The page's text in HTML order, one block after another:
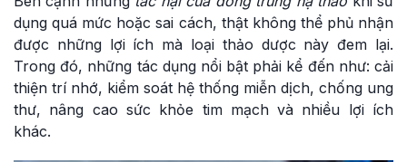
dụng quá mức hoặc sai cách, thật không thể phủ nhận
được những lợi ích mà loại thảo dược này đem lại.
Trong đó, những tác dụng nổi bật phải kể đến như: cải
thiện trí nhớ, kiểm soát hệ thống miễn dịch, chống ung
thư, nâng cao sức khỏe tim mạch và nhiều lợi ích
khác.